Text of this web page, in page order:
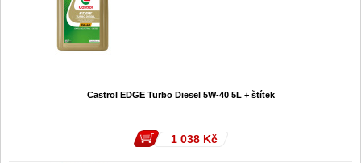
Castrol EDGE Turbo Diesel 5W-40 5L + štítek
1 038 Kč